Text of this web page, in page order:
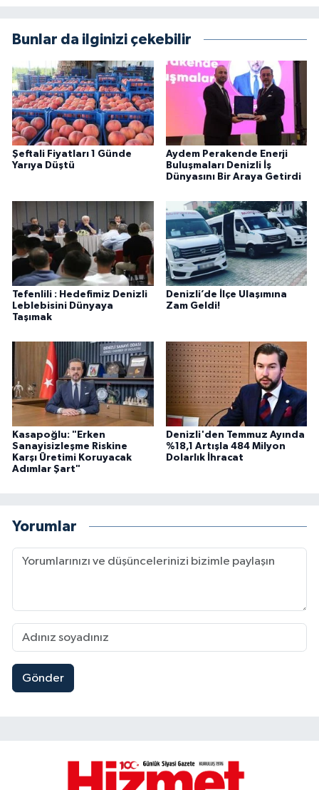
Bunlar da ilginizi çekebilir
Şeftali Fiyatları 1 Günde
Yarıya Düştü
Aydem Perakende Enerji
Buluşmaları Denizli İş
Dünyasını Bir Araya Getirdi
Tefenlili : Hedefimiz Denizli
Leblebisini Dünyaya
Taşımak
Denizli’de İlçe Ulaşımına
Zam Geldi!
Kasapoğlu: "Erken
Sanayisizleşme Riskine
Karşı Üretimi Koruyacak
Adımlar Şart"
Denizli'den Temmuz Ayında
%18,1 Artışla 484 Milyon
Dolarlık İhracat
Yorumlar
Gönder